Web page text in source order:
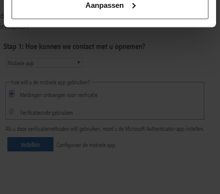
Aanpassen
6.
Kies voor ‘meldingen ontvangen voor verificatie’ en kies voor
instellen.